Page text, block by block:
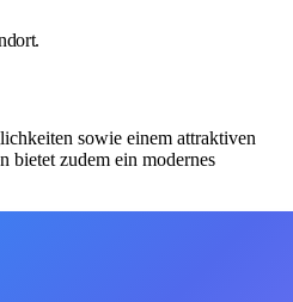
sowie einem attraktiven
bietet zudem ein modernes